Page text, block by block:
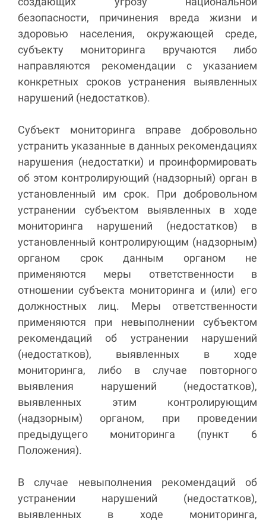
безопасности, причинения вреда жизни и
здоровью населения, окружающей среде,
субъекту мониторинга вручаются либо
направляются рекомендации с указанием
конкретных сроков устранения выявленных
нарушений (недостатков).
Субъект мониторинга вправе добровольно
устранить указанные в данных рекомендациях
нарушения (недостатки) и проинформировать
об этом контролирующий (надзорный) орган в
установленный им срок. При добровольном
устранении субъектом выявленных в ходе
мониторинга нарушений (недостатков) в
установленный контролирующим (надзорным)
органом срок данным органом не
применяются меры ответственности в
отношении субъекта мониторинга и (или) его
должностных лиц. Меры ответственности
применяются при невыполнении субъектом
рекомендаций об устранении нарушений
(недостатков), выявленных в ходе
мониторинга, либо в случае повторного
выявления нарушений (недостатков),
выявленных этим контролирующим
(надзорным) органом, при проведении
предыдущего мониторинга (пункт 6
Положения).
В случае невыполнения рекомендаций об
устранении нарушений (недостатков),
выявленных в ходе мониторинга,